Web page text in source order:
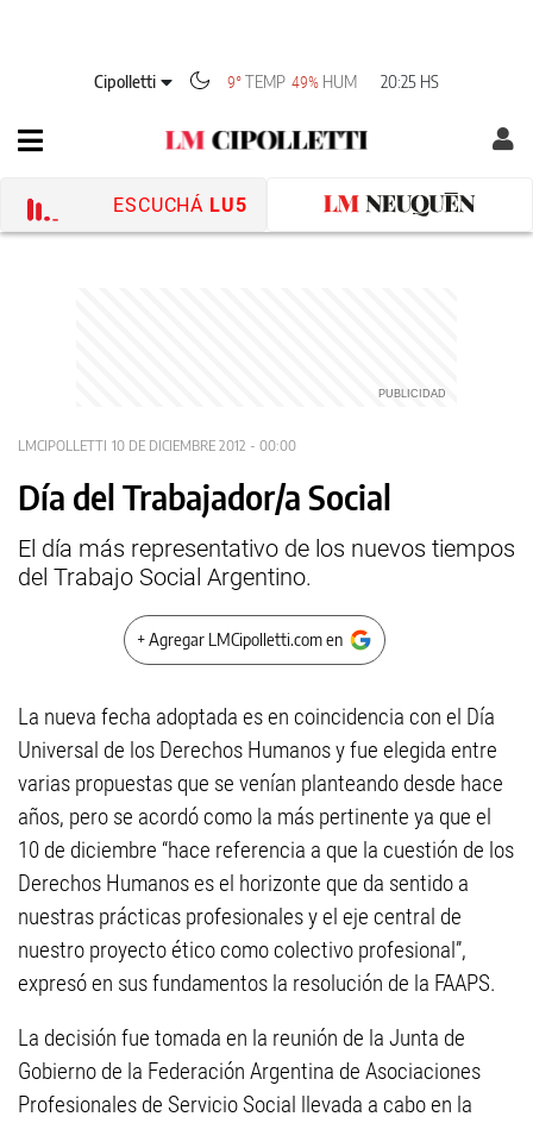
Cipolletti 9° TEMP 49% HUM 20:25 HS
ESCUCHÁ LU5
LMCIPOLLETTI 10 DE DICIEMBRE 2012 - 00:00
Día del Trabajador/a Social
El día más representativo de los nuevos tiempos
del Trabajo Social Argentino.
+ Agregar LMCipolletti.com en
La nueva fecha adoptada es en coincidencia con el Día
Universal de los Derechos Humanos y fue elegida entre
varias propuestas que se venían planteando desde hace
años, pero se acordó como la más pertinente ya que el
10 de diciembre “hace referencia a que la cuestión de los
Derechos Humanos es el horizonte que da sentido a
nuestras prácticas profesionales y el eje central de
nuestro proyecto ético como colectivo profesional”,
expresó en sus fundamentos la resolución de la FAAPS.
La decisión fue tomada en la reunión de la Junta de
Gobierno de la Federación Argentina de Asociaciones
Profesionales de Servicio Social llevada a cabo en la